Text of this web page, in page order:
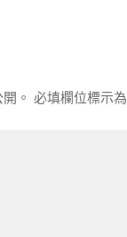
。 必填欄位標示為